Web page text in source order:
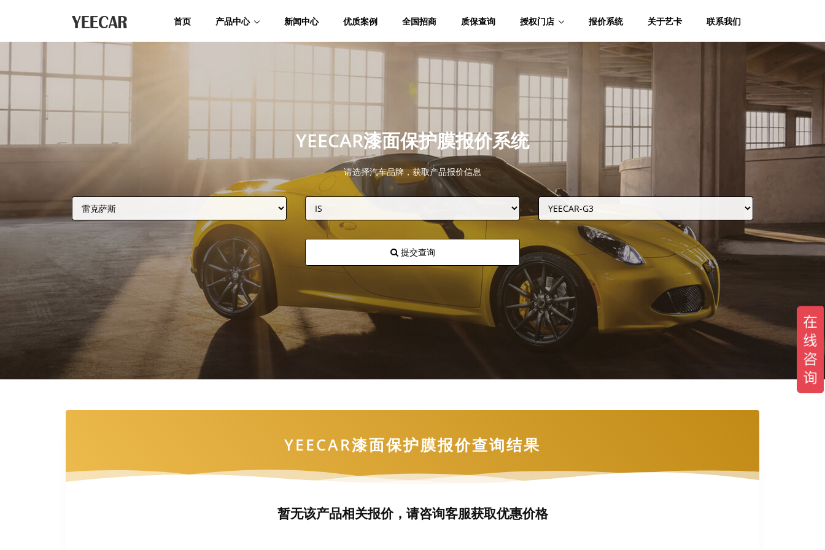
首页 产品中心 新闻中心 优质案例 全国招商 质保查询 授权门店 报价系统 关于艺卡 联系我们
YEECAR漆面保护膜报价系统
请选择汽车品牌，获取产品报价信息
提交查询
YEECAR漆面保护膜报价查询结果
暂无该产品相关报价，请咨询客服获取优惠价格